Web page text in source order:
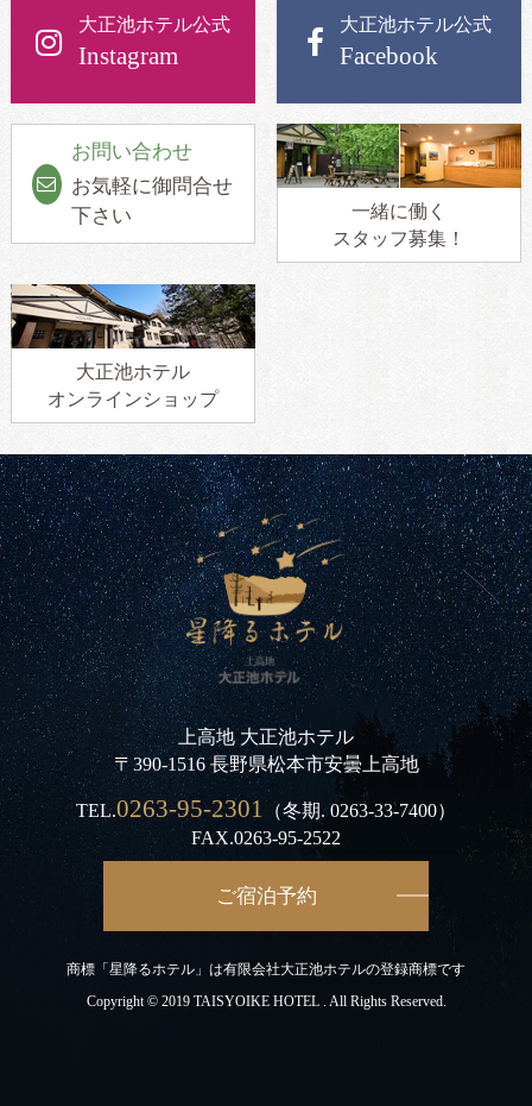
大正池ホテル公式
Instagram
大正池ホテル公式
Facebook
お問い合わせ
お気軽に御問合せ
下さい
一緒に働く
スタッフ募集！
大正池ホテル
オンラインショップ
上高地 大正池ホテル
〒390-1516 長野県松本市安曇上高地
TEL.0263-95-2301 （冬期.0263-33-7400）
FAX.0263-95-2522
ご宿泊予約
商標「星降るホテル」は有限会社大正池ホテルの登録商標です
Copyright © 2019 TAISYOIKE HOTEL . All Rights Reserved.